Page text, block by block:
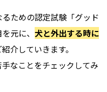
ための認定試験「グッド
元に、 犬と外出する時に
介していきます。
なことをチェックしてみ